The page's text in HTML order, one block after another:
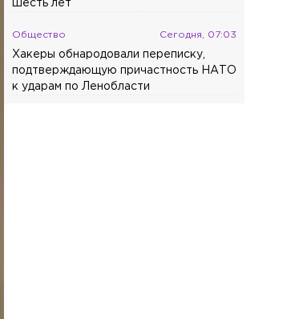
шесть лет
Общество Сегодня, 07:03
Хакеры обнародовали переписку,
подтверждающую причастность НАТО
к ударам по Ленобласти